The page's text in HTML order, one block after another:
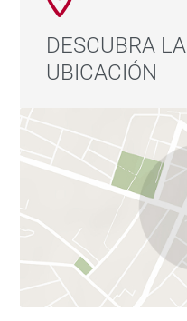
DESCUBRA LA
UBICACIÓN